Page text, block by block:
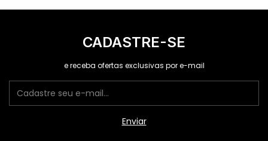
CADASTRE-SE
e receba ofertas exclusivas por e-mail